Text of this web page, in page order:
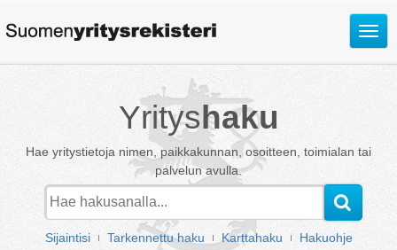
Avaa
Yrityshaku
Hae yritystietoja nimen, paikkakunnan, osoitteen, toimialan tai
palvelun avulla.
Sijaintisi Tarkennettu haku Karttahaku Hakuohje